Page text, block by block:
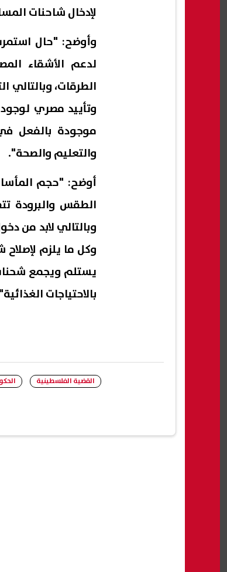
لإدخال شاحنات
وأوضح: "حال
لدعم الأشقاء
الطرقات،
وتأييد مصري
موجودة بالفعل
والتعليم والصحة".
أوضح: "حجم
الطقس والبرودة
وبالتالي لابد من
وكل ما يلزم لإصلاح
يستلم ويجمع
بالاحتياجات
القضية الفلسطينية